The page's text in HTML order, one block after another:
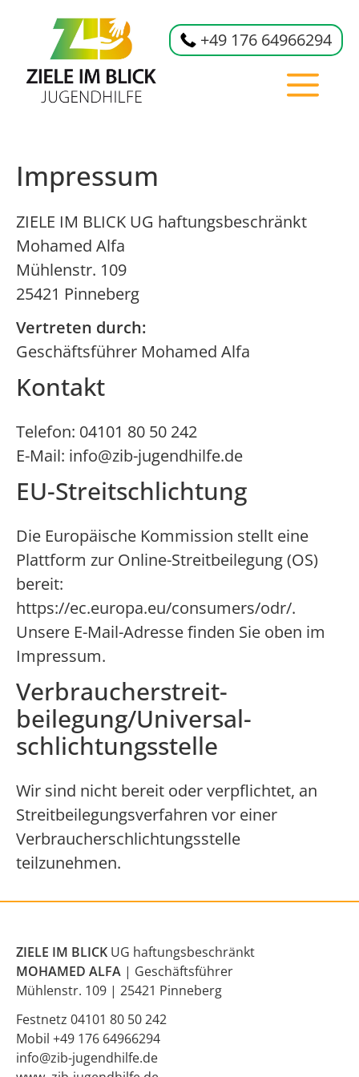
springen
+49 176 64966294
Impressum
ZIELE IM BLICK UG haftungsbeschränkt
Mohamed Alfa
Mühlenstr. 109
25421 Pinneberg
Vertreten durch:
Geschäftsführer Mohamed Alfa
Kontakt
Telefon: 04101 80 50 242
E-Mail: info@zib-jugendhilfe.de
EU-Streitschlichtung
Die Europäische Kommission stellt eine
Plattform zur Online-Streitbeilegung (OS)
bereit:
https://ec.europa.eu/consumers/odr/.
Unsere E-Mail-Adresse finden Sie oben im
Impressum.
Verbraucher­streit­
beilegung/Universal­
schlichtungs­stelle
Wir sind nicht bereit oder verpflichtet, an
Streitbeilegungsverfahren vor einer
Verbraucherschlichtungsstelle
teilzunehmen.
ZIELE IM BLICK UG haftungsbeschränkt
MOHAMED ALFA | Geschäftsführer
Mühlenstr. 109 | 25421 Pinneberg
Festnetz 04101 80 50 242
Mobil +49 176 64966294
info@zib-jugendhilfe.de